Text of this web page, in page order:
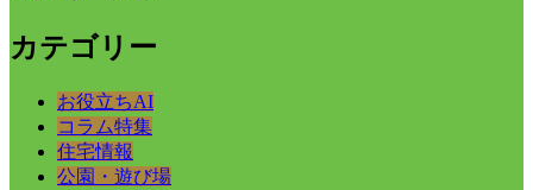
カテゴリー
お役立ちAI
コラム特集
住宅情報
公園・遊び場